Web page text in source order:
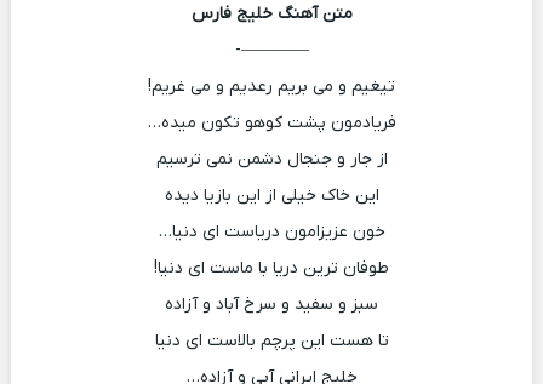
متن آهنگ خلیج فارس
————-
تیغیم و می بریم رعدیم و می غریم!
فریادمون پشت کوهو تکون میده…
از جار و جنجال دشمن نمی ترسیم
این خاک خیلی از این بازیا دیده
خون عزیزامون دریاست ای دنیا…
طوفان ترین دریا با ماست ای دنیا!
سبز و سفید و سرخ آباد و آزاده
تا هست این پرچم بالاست ای دنیا
خلیج ایرانی آبی و آزاده…